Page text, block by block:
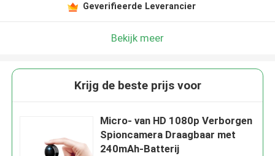
Geverifieerde Leverancier
Bekijk meer
Krijg de beste prijs voor
Micro- van HD 1080p Verborgen
Spioncamera Draagbaar met
240mAh-Batterij